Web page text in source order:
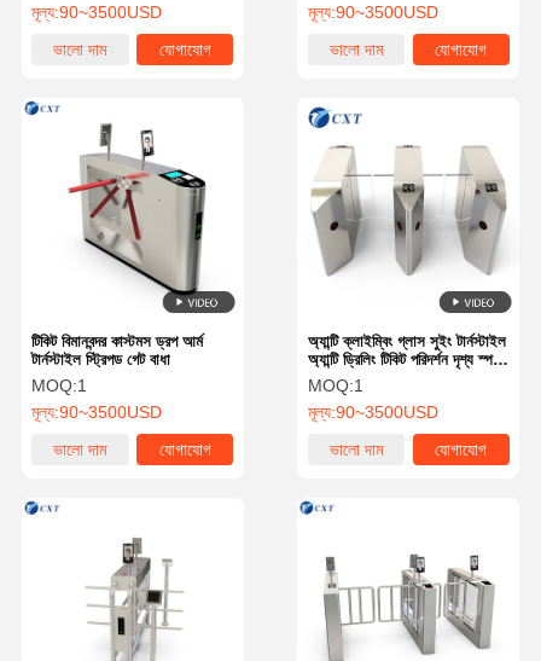
মূল্য:90~3500USD
ভালো দাম
যোগাযোগ
মূল্য:90~3500USD
ভালো দাম
যোগাযোগ
অ্যান্টি ক্লাইম্বিং গ্লাস সুইং টার্নস্টাইল
অ্যান্টি ড্রিলিং টিকিট পরিদর্শন দৃশ্য স্পট
৫১0জে-
MOQ:1
মূল্য:90~3500USD
ভালো দাম
যোগাযোগ
টিকিট বিমানবন্দর কাস্টমস ড্রপ আর্ম
টার্নস্টাইল স্ট্রিপড গেট বাধা
MOQ:1
মূল্য:90~3500USD
ভালো দাম
যোগাযোগ